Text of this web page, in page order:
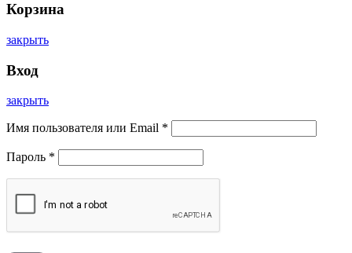
Корзина
закрыть
Вход
закрыть
Имя пользователя или Email *
Пароль *